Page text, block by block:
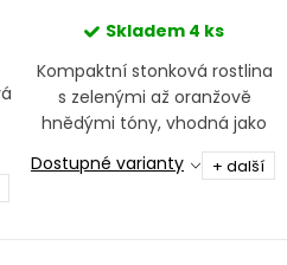
Skladem 4 ks
Kompaktní stonková rostlina
s zelenými až oranžově
hnědými tóny, vhodná jako
hustý keřík do střední části
akvária.
Dostupné varianty + další